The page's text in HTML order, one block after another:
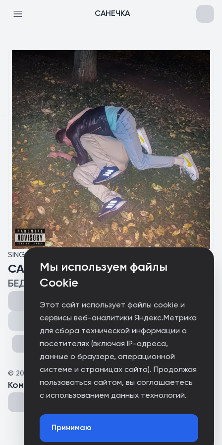
Мы используем файлы
Cookie
Этот сайт использует файлы cookie и
сервисы веб-аналитики Яндекс.Метрика
для сбора технической информации о
посетителях (включая IP-адреса,
данные о браузере, операционной
системе и страницах сайта). Продолжая
пользоваться сайтом, вы соглашаетесь
с использованием данных технологий.
Принимаю
САНЕЧКА
SINGLE
САНЕЧКА
БЕДНАЯ КАТЯ
Поделиться
© 2025 БЕДНАЯ КАТЯ
Комментарии(0 )
Could not connect to the server.